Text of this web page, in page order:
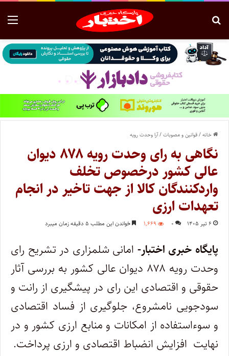
خانه/قوانین و مصوبات/آرا وحدت رویه
نگاهی به رای وحدت رویه ۸۷۸ دیوان
عالی کشور درخصوص تخلف
واردکنندگان کالا از جهت تاخیر در انجام
تعهدات ارزی
۶ تیر ۱۴۰۵ ۰ ۱,۶۶۹ خواندن این مطلب ۵ دقیقه زمان میبرد
پایگاه خبری اختبار- امانی شلمزاری در تشریح رای
وحدت رویه ۸۷۸ دیوان عالی کشور به بررسی آثار
حقوقی و اقتصادی این رای در پیشگیری از رانت و
سودجویی نامشروع، جلوگیری از فساد اقتصادی
و سوءاستفاده از امکانات و منابع ارزی کشور و در
نهایت افزایش انضباط اقتصادی و ارزی پرداخت.